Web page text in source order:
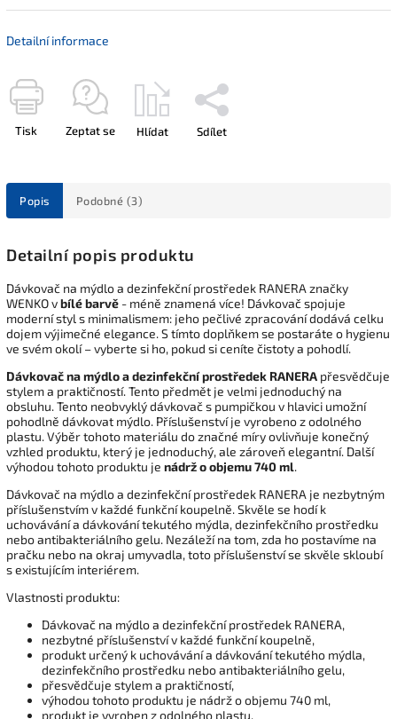
Detailní informace
Tisk Zeptat se Hlídat Sdílet
Popis Podobné (3)
Detailní popis produktu
Dávkovač na mýdlo a dezinfekční prostředek RANERA značky
WENKO vbílé barvě - méně znamená více! Dávkovač spojuje
moderní styl s minimalismem: jeho pečlivé zpracování dodává celku
dojem výjimečné elegance. S tímto doplňkem se postaráte o hygienu
ve svém okolí – vyberte si ho, pokud si ceníte čistoty a pohodlí.
Dávkovač na mýdlo a dezinfekční prostředek RANERA přesvědčuje
stylem a praktičností. Tento předmět je velmi jednoduchý na
obsluhu. Tento neobvyklý dávkovač s pumpičkou v hlavici umožní
pohodlně dávkovat mýdlo. Příslušenství je vyrobeno z odolného
plastu. Výběr tohoto materiálu do značné míry ovlivňuje konečný
vzhled produktu, který je jednoduchý, ale zároveň elegantní. Další
výhodou tohoto produktu je nádrž o objemu 740 ml.
Dávkovač na mýdlo a dezinfekční prostředek RANERA je nezbytným
příslušenstvím v každé funkční koupelně. Skvěle se hodí k
uchovávání a dávkování tekutého mýdla, dezinfekčního prostředku
nebo antibakteriálního gelu. Nezáleží na tom, zda ho postavíme na
pračku nebo na okraj umyvadla, toto příslušenství se skvěle skloubí
s existujícím interiérem.
Vlastnosti produktu:
Dávkovač na mýdlo a dezinfekční prostředek RANERA,
nezbytné příslušenství v každé funkční koupelně,
produkt určený k uchovávání a dávkování tekutého mýdla,
dezinfekčního prostředku nebo antibakteriálního gelu,
přesvědčuje stylem a praktičností,
výhodou tohoto produktu je nádrž o objemu 740 ml,
produkt je vyroben z odolného plastu,